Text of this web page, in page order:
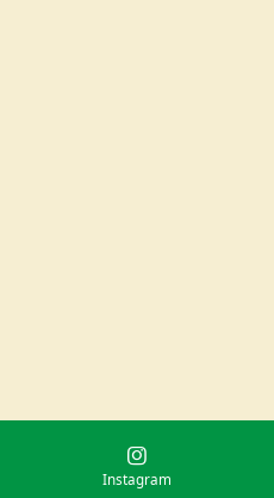
Instagram